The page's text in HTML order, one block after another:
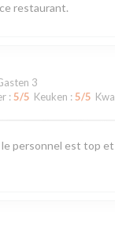
restaurant.
3
: 5/5 Keuken : 5/5
personnel est top